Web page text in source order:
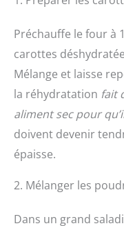
Préchauffe le four à
carottes
Mélange et laisse
la réhydratation fait
aliment sec pour
doivent devenir
épaisse.
2. Mélanger les
Dans un grand